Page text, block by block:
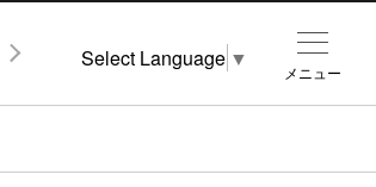
メニュー
Select Language ▼